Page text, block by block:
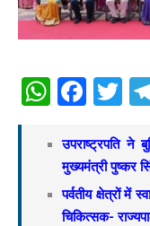
उपराष्ट्रपति
मुख्यमंत्री पुष्कर
पर्वतीय क्षेत्रों में
चिकित्सक-